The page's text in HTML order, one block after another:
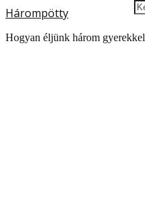
Hárompötty
Hogyan éljünk három gyerekkel